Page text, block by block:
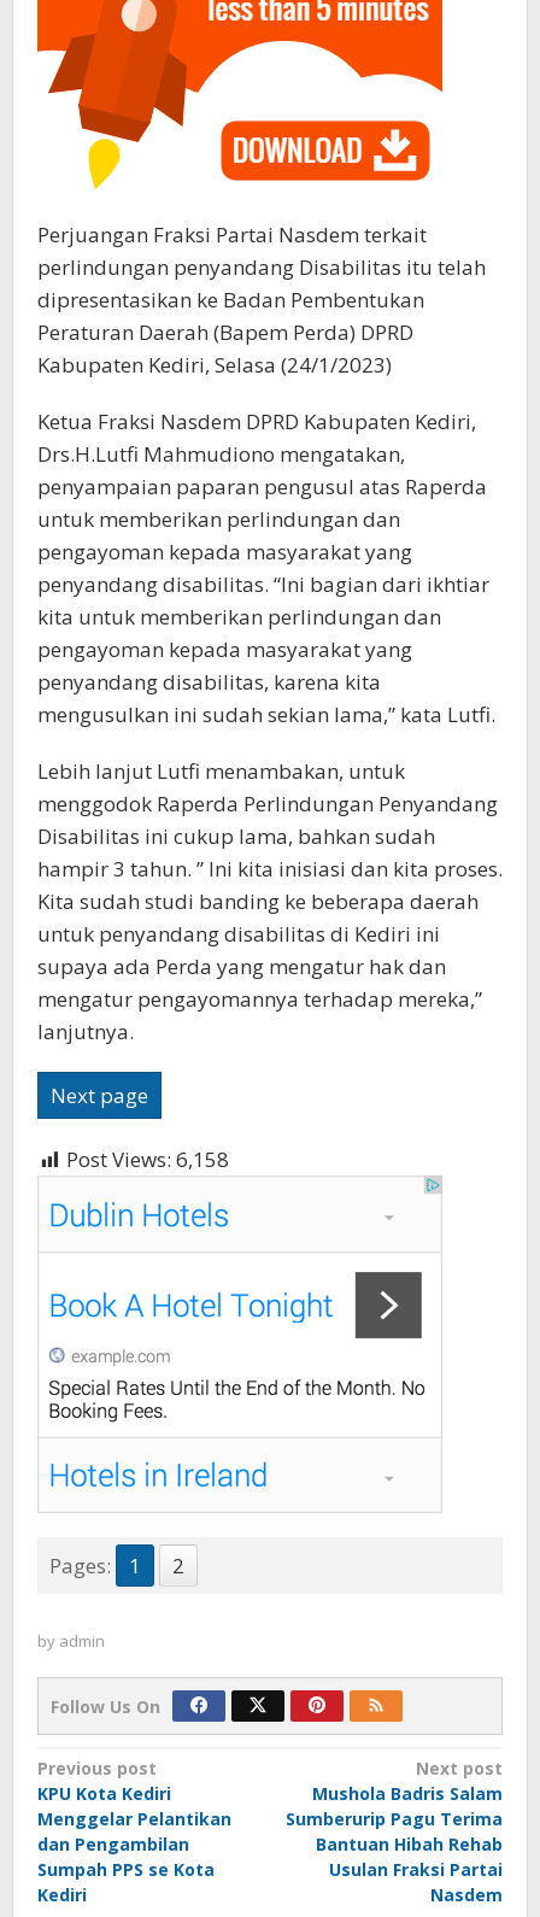
Perjuangan Fraksi Partai Nasdem terkait
perlindungan penyandang Disabilitas itu telah
dipresentasikan ke Badan Pembentukan
Peraturan Daerah (Bapem Perda) DPRD
Kabupaten Kediri, Selasa (24/1/2023)
Ketua Fraksi Nasdem DPRD Kabupaten Kediri,
Drs.H.Lutfi Mahmudiono mengatakan,
penyampaian paparan pengusul atas Raperda
untuk memberikan perlindungan dan
pengayoman kepada masyarakat yang
penyandang disabilitas. “Ini bagian dari ikhtiar
kita untuk memberikan perlindungan dan
pengayoman kepada masyarakat yang
penyandang disabilitas, karena kita
mengusulkan ini sudah sekian lama,” kata Lutfi.
Lebih lanjut Lutfi menambakan, untuk
menggodok Raperda Perlindungan Penyandang
Disabilitas ini cukup lama, bahkan sudah
hampir 3 tahun. ” Ini kita inisiasi dan kita proses.
Kita sudah studi banding ke beberapa daerah
untuk penyandang disabilitas di Kediri ini
supaya ada Perda yang mengatur hak dan
mengatur pengayomannya terhadap mereka,”
lanjutnya.
Next page
Post Views: 6,158
Pages: 1 2
by admin
Follow Us On
Post
navigation
Previous post
KPU Kota Kediri
Menggelar Pelantikan
dan Pengambilan
Sumpah PPS se Kota
Kediri
Next post
Mushola Badris Salam
Sumberurip Pagu Terima
Bantuan Hibah Rehab
Usulan Fraksi Partai
Nasdem